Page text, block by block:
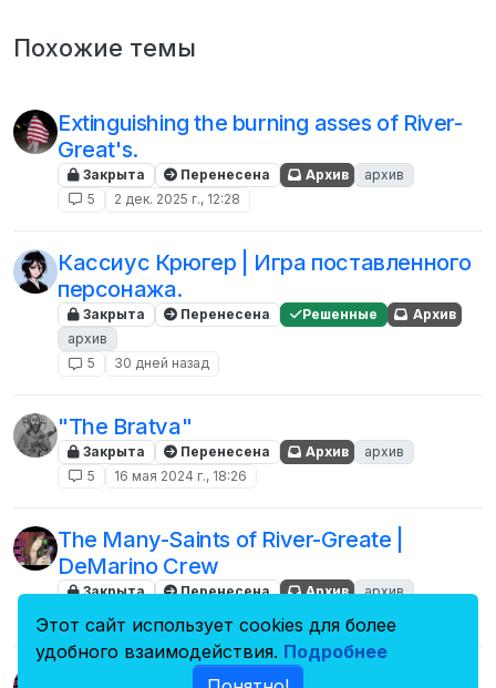
Похожие темы
Extinguishing the burning asses of River-
Great's.
Закрыта Перенесена Архив
архив
5
2 дек. 2025 г., 12:28
Кассиус Крюгер | Игра поставленного
персонажа.
Закрыта Перенесена Решенные
Архив
архив
5
30 дней назад
"The Bratva"
Закрыта Перенесена Архив
архив
5
16 мая 2024 г., 18:26
The Many-Saints of River-Greate |
DeMarino Crew
Закрыта Перенесена Архив
архив
american sharp attitude | generation SKA
Этот сайт использует cookies для более
удобного взаимодействия. Подробнее